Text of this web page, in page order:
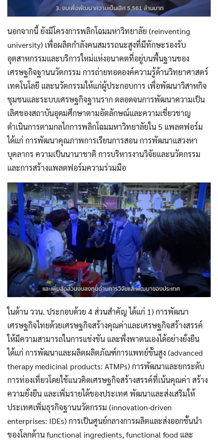
ค้นหาข้อมูล ล้างตัวกรอก
Search
for: Search
เลือกประเภท :
Selected 0 of 6
ช่วงเวลา :
นอกจากนี้ ยังมีโครงการพลิกโฉมมหาวิทยาลัย (reinventing
university) เพื่อผลิตกำลังคนสมรรถนะสูงที่มีทักษะรองรับ
อุตสาหกรรมและบริการใหม่แห่งอนาคตที่อยู่บนพื้นฐานของ
เศรษฐกิจฐานนวัตกรรม การถ่ายทอดองค์ความรู้ด้านวิทยาศาสตร์
เทคโนโลยี และนวัตกรรมให้แก่ผู้ประกอบการ เพื่อพัฒนาวิสาหกิจ
ชุมชนและระบบเศรษฐกิจฐานราก ตลอดจนการพัฒนาความเป็น
เลิศของสถาบันอุดมศึกษาตามอัตลักษณ์และความเชี่ยวชาญ
ดำเนินการตามกลไกการพลิกโฉมมหาวิทยาลัยใน 5 แพลตฟอร์ม
ได้แก่ การพัฒนาคุณภาพการเรียนการสอน การพัฒนาแสวงหา
บุคลากร ความเป็นนานาชาติ การบริหารงานวิจัยและนวัตกรรม
และการสร้างแพลตฟอร์มความร่วมมือ
ในด้าน ววน. ประกอบด้วย 4 ส่วนสำคัญ ได้แก่ 1) การพัฒนา
เศรษฐกิจไทยด้วยเศรษฐกิจสร้างคุณค่าและเศรษฐกิจสร้างสรรค์
ให้มีความสามารถในการแข่งขัน และพึ่งพาตนเองได้อย่างยั่งยืน
ได้แก่ การพัฒนาและผลิตผลิตภัณฑ์การแพทย์ขั้นสูง (advanced
therapy medicinal products: ATMPs) การพัฒนาและยกระดับ
การท่องเที่ยวโดยใช้แนวคิดเศรษฐกิจสร้างสรรค์ที่เน้นคุณค่า สร้าง
ความยั่งยืน และเพิ่มรายได้ของประเทศ พัฒนาและส่งเสริมให้
ประเทศเพิ่มธุรกิจฐานนวัตกรรม (innovation-driven
enterprises: IDEs) การเป็นศูนย์กลางการผลิตและส่งออกชั้นนำ
ของโลกด้าน functional ingredients, functional food และ